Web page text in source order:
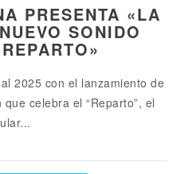
PRESENTA «LA
SONIDO
2025 con el lanzamiento de
celebra el “Reparto”, el